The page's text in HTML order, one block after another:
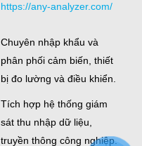
https://any-analyzer.com/
Chuyên nhập khẩu và
phân phối cảm biến, thiết
bị đo lường và điều khiển.
Tích hợp hệ thống giám
sát thu nhập dữ liệu,
truyền thông công nghiệp.